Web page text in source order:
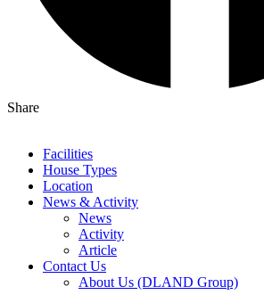
Share
Facilities
House Types
Location
News & Activity
News
Activity
Article
Contact Us
About Us (DLAND Group)